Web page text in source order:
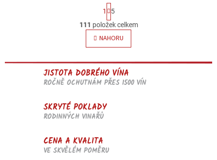
O
v
l
d
a
c
v
S
t
r
á
n
k
v
á
n
1
5
111 položek celkem
NAHORU
JISTOTA DOBRÉHO VÍNA
ROČNĚ OCHUTNÁM PŘES 1500 VÍN
SKRYTÉ POKLADY
RODINNÝCH VINAŘŮ
CENA A KVALITA
VE SKVĚLÉM POMĚRU